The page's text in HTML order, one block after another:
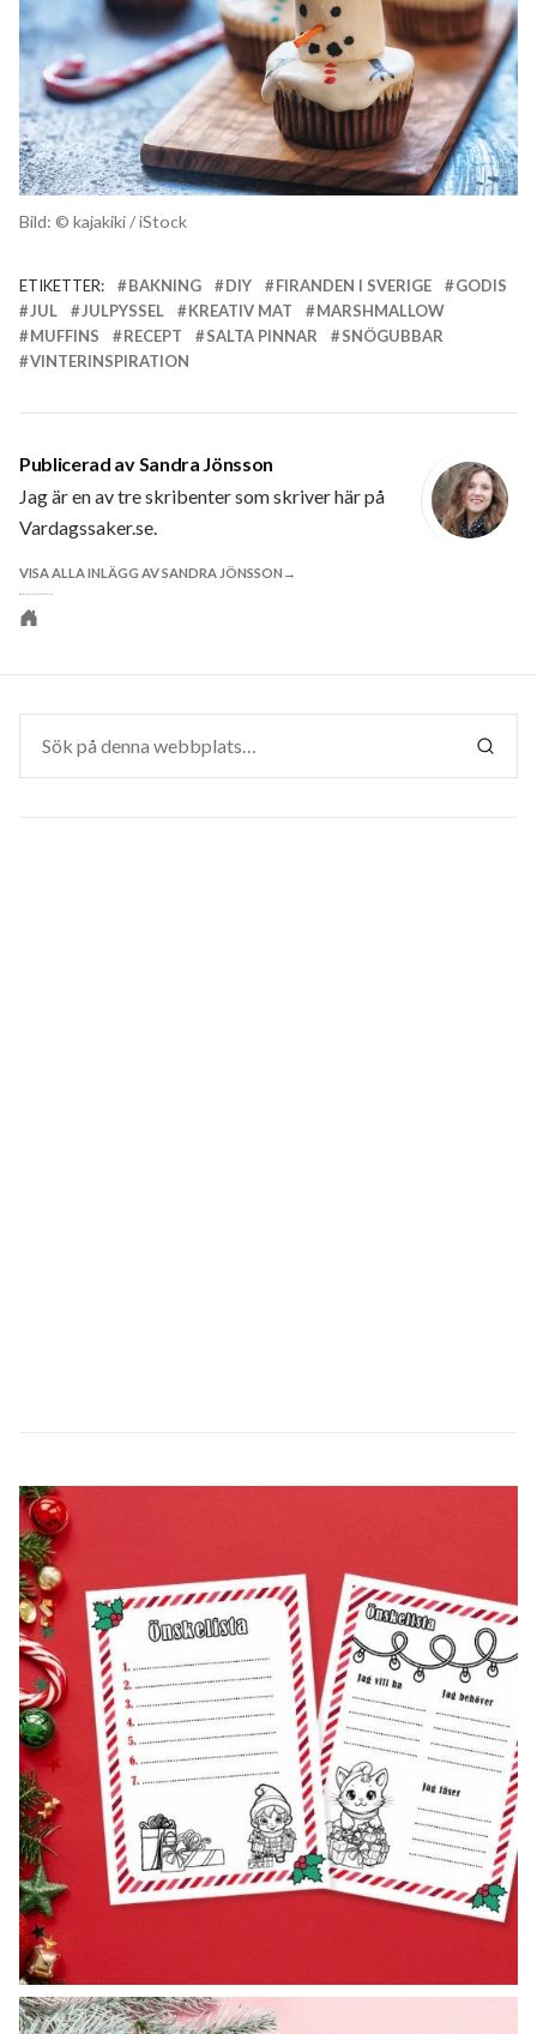
Bild: © kajakiki / iStock
ETIKETTER: BAKNING DIY FIRANDEN I SVERIGE
GODIS
JUL
JULPYSSEL KREATIV MAT
MARSHMALLOW
MUFFINS
RECEPT SALTA PINNAR
SNÖGUBBAR
VINTERINSPIRATION
Publicerad avSandra Jönsson
Jag är en av tre skribenter som skriver här på
Vardagssaker.se.
VISA ALLA INLÄGG AV SANDRA JÖNSSON
webbplats
efter:
SÖK